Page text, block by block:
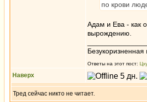
по крови
Адам и Ева - как
вырождению.
Ответы на этот пост:
Наверх
Тред сейчас никто не читает.